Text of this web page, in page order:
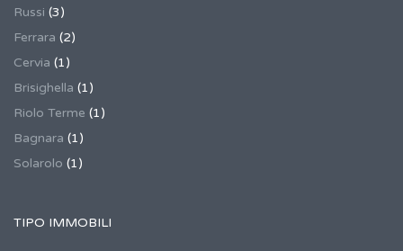
Russi (3)
Ferrara (2)
Cervia (1)
Brisighella (1)
Riolo Terme (1)
Bagnara (1)
Solarolo (1)
TIPO IMMOBILI